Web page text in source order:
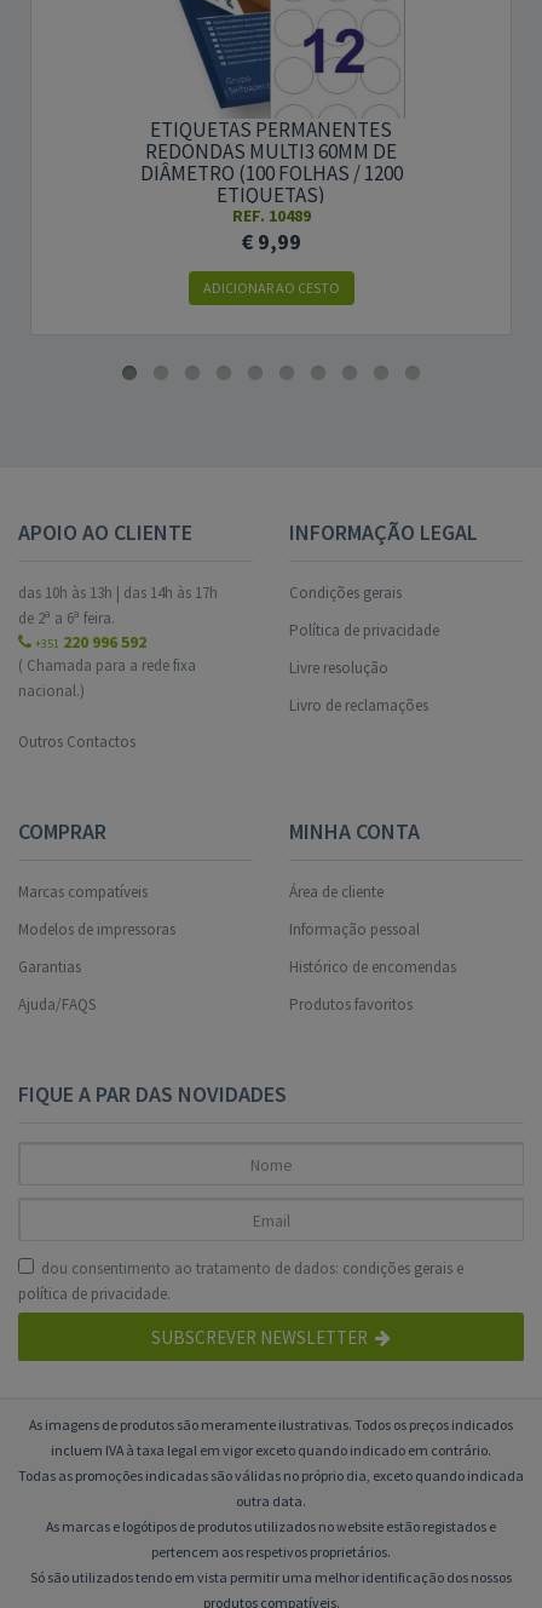
ETIQUETAS PERMANENTES
REDONDAS MULTI3 60MM DE
DIÂMETRO (100 FOLHAS / 1200
ETIQUETAS)
REF. 10489
€ 9,99
ADICIONAR AO CESTO
APOIO AO CLIENTE
das 10h às 13h | das 14h às 17h
de 2ª a 6ª feira.
+351 220 996 592
( Chamada para a rede fixa
nacional.)
Outros Contactos
INFORMAÇÃO LEGAL
Condições gerais
Política de privacidade
Livre resolução
Livro de reclamações
COMPRAR
Marcas compatíveis
Modelos de impressoras
Garantias
Ajuda/FAQS
MINHA CONTA
Área de cliente
Informação pessoal
Histórico de encomendas
Produtos favoritos
FIQUE A PAR DAS NOVIDADES
dou consentimento ao tratamento de dados: condições gerais e
política de privacidade.
SUBSCREVER NEWSLETTER
As imagens de produtos são meramente ilustrativas. Todos os preços indicados
incluem IVA à taxa legal em vigor exceto quando indicado em contrário.
Todas as promoções indicadas são válidas no próprio dia, exceto quando indicada
outra data.
As marcas e logótipos de produtos utilizados no website estão registados e
pertencem aos respetivos proprietários.
Só são utilizados tendo em vista permitir uma melhor identificação dos nossos
produtos compatíveis.